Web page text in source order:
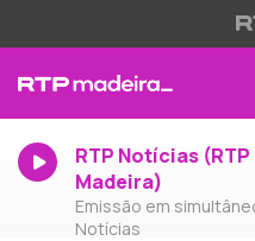
RTP Notícias (RTP
Madeira)
Emissão em
Notícias